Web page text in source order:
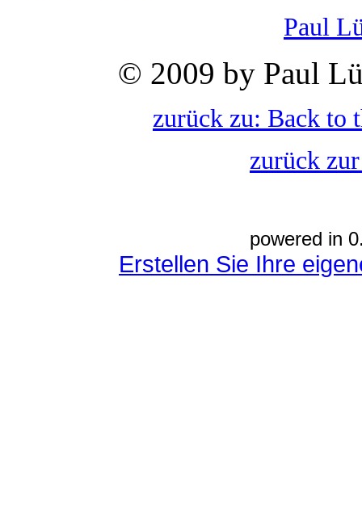
Paul
© 2009 by Paul
zurück zu: Back to
zurück
powered in
Erstellen Sie Ihre